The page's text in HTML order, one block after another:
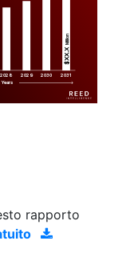
2028 2029 2030 2031
$XX.X
Million
Years
rapporto